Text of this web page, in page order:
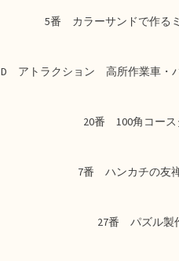
5番 カラーサンドで作る
D アトラクション 高所作業車・
20番 100角コース
7番 ハンカチの友
27番 パズル製